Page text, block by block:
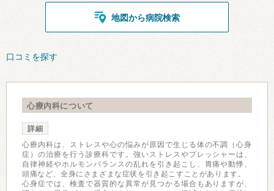
地図から病院検索
口コミを探す
心療内科について
詳細
心療内科は、ストレスや心の悩みが原因で生じる体の不調（心身
症）の治療を行う診療科です。強いストレスやプレッシャーは、
自律神経やホルモンバランスの乱れを引き起こし、胃痛や動悸、
頭痛など、全身にさまざまな症状を引き起こすことがあります。
心身症では、検査で器質的な異常が見つかる場合もありますが、